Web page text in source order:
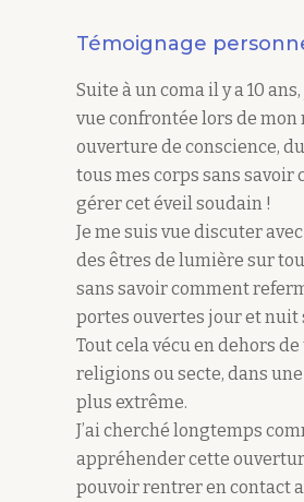
Témoignage
Suite à un coma il y a 10
vue confrontée lors de mon
ouverture de conscience,
tous mes corps sans savoir
gérer cet éveil soudain !
Je me suis vue discuter
des êtres de lumière sur
sans savoir comment
portes ouvertes jour et nuit
Tout cela vécu en dehors
religions ou secte, dans
plus extrême.
J’ai cherché longtemps
appréhender cette
pouvoir rentrer en contact